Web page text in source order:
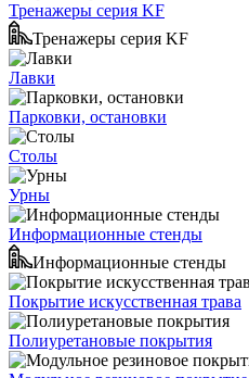
Тренажеры серия KF
Тренажеры серия KF
Лавки
Парковки, остановки
Столы
Урны
Информационные стенды
Информационные стенды
Покрытие искусственная трава
Полиуретановые покрытия